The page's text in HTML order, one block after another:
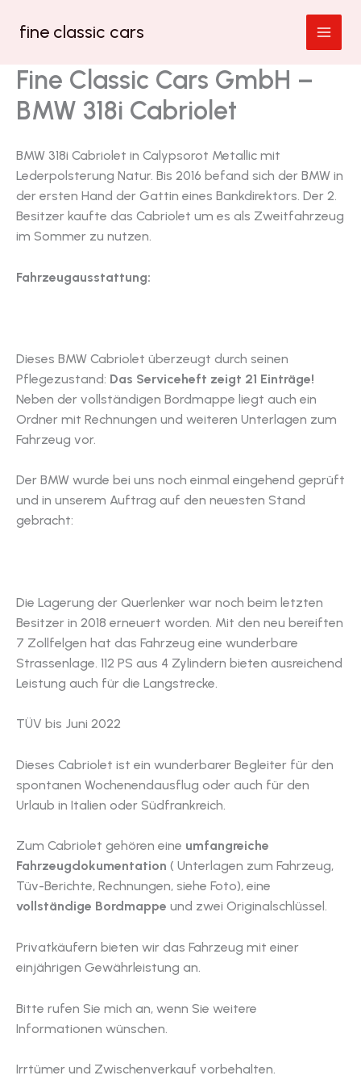
Inhaltfine classic cars
Fine Classic Cars GmbH –
BMW 318i Cabriolet
BMW 318i Cabriolet in Calypsorot Metallic mit
Lederpolsterung Natur. Bis 2016 befand sich der BMW in
der ersten Hand der Gattin eines Bankdirektors. Der 2.
Besitzer kaufte das Cabriolet um es als Zweitfahrzeug
im Sommer zu nutzen.
Fahrzeugausstattung:
Dieses BMW Cabriolet überzeugt durch seinen
Pflegezustand: Das Serviceheft zeigt 21 Einträge!
Neben der vollständigen Bordmappe liegt auch ein
Ordner mit Rechnungen und weiteren Unterlagen zum
Fahrzeug vor.
Der BMW wurde bei uns noch einmal eingehend geprüft
und in unserem Auftrag auf den neuesten Stand
gebracht:
Die Lagerung der Querlenker war noch beim letzten
Besitzer in 2018 erneuert worden. Mit den neu bereiften
7 Zollfelgen hat das Fahrzeug eine wunderbare
Strassenlage. 112 PS aus 4 Zylindern bieten ausreichend
Leistung auch für die Langstrecke.
TÜV bis Juni 2022
Dieses Cabriolet ist ein wunderbarer Begleiter für den
spontanen Wochenendausflug oder auch für den
Urlaub in Italien oder Südfrankreich.
Zum Cabriolet gehören eine umfangreiche
Fahrzeugdokumentation ( Unterlagen zum Fahrzeug,
Tüv-Berichte, Rechnungen, siehe Foto), eine
vollständige Bordmappe und zwei Originalschlüssel.
Privatkäufern bieten wir das Fahrzeug mit einer
einjährigen Gewährleistung an.
Bitte rufen Sie mich an, wenn Sie weitere
Informationen wünschen.
Irrtümer und Zwischenverkauf vorbehalten.